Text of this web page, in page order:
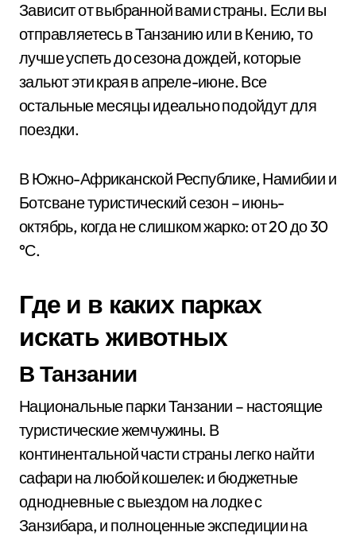
Зависит от выбранной вами страны. Если вы
отправляетесь в Танзанию или в Кению, то
лучше успеть до сезона дождей, которые
зальют эти края в апреле-июне. Все
остальные месяцы идеально подойдут для
поездки.
В Южно-Африканской Республике, Намибии и
Ботсване туристический сезон – июнь-
октябрь, когда не слишком жарко: от 20 до 30
°С.
Где и в каких парках
искать животных
В Танзании
Национальные парки Танзании – настоящие
туристические жемчужины. В
континентальной части страны легко найти
сафари на любой кошелек: и бюджетные
однодневные с выездом на лодке с
Занзибара, и полноценные экспедиции на